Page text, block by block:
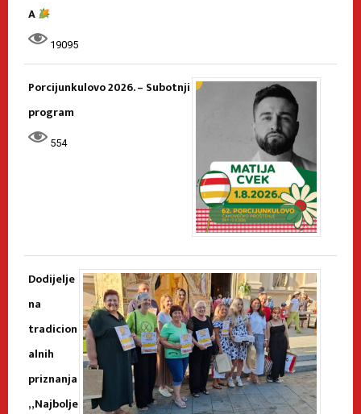
A
19095
Porcijunkulovo 2026. – Subotnji
program
554
Dodijelje
na
tradicion
alnih
priznanja
„Najbolje